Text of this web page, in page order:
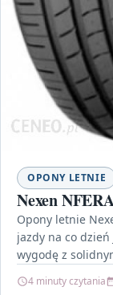
OPONY LETNIE
Nexen
Opony letnie
jazdy na co dzień
wygodę z
4 minuty czytania